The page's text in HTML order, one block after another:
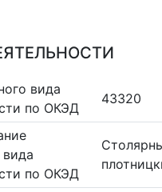
вида
по ОКЭД
43320
вида
по ОКЭД